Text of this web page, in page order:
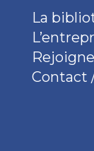
La
Contact